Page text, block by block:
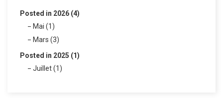
Posted in 2026 (4)
Mai (1)
Mars (3)
Posted in 2025 (1)
Juillet (1)